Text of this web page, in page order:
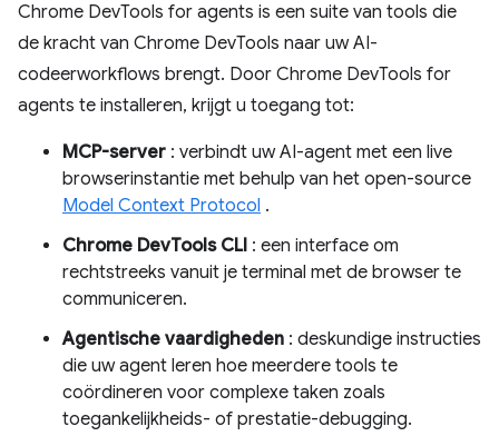
Chrome DevTools for agents is een suite van tools die
de kracht van Chrome DevTools naar uw AI-
codeerworkflows brengt. Door Chrome DevTools for
agents te installeren, krijgt u toegang tot:
MCP-server : verbindt uw AI-agent met een live
browserinstantie met behulp van het open-source
Model Context Protocol .
Chrome DevTools CLI : een interface om
rechtstreeks vanuit je terminal met de browser te
communiceren.
Agentische vaardigheden : deskundige instructies
die uw agent leren hoe meerdere tools te
coördineren voor complexe taken zoals
toegankelijkheids- of prestatie-debugging.